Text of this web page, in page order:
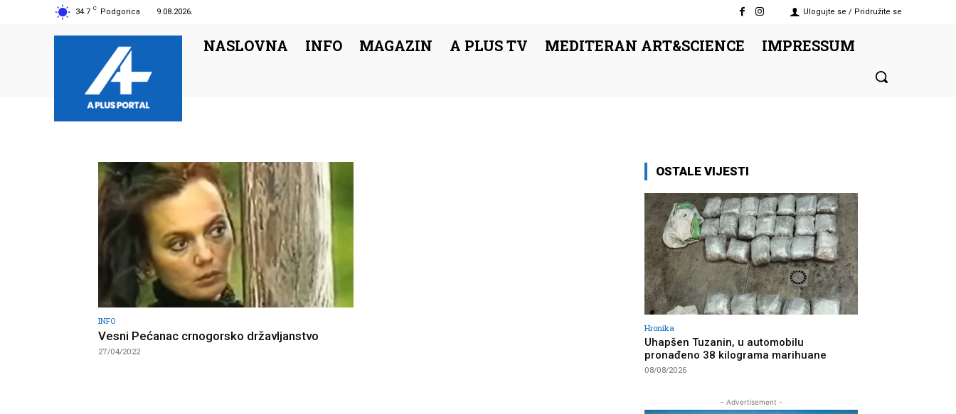
34.7 C Podgorica 9.08.2026. Ulogujte se / Pridružite se
NASLOVNA INFO MAGAZIN A PLUS TV MEDITERAN ART&SCIENCE IMPRESSUM
INFO
Vesni Pećanac crnogorsko državljanstvo
27/04/2022
OSTALE VIJESTI
Hronika
Uhapšen Tuzanin, u automobilu
pronađeno 38 kilograma marihuane
08/08/2026
- Advertisement -